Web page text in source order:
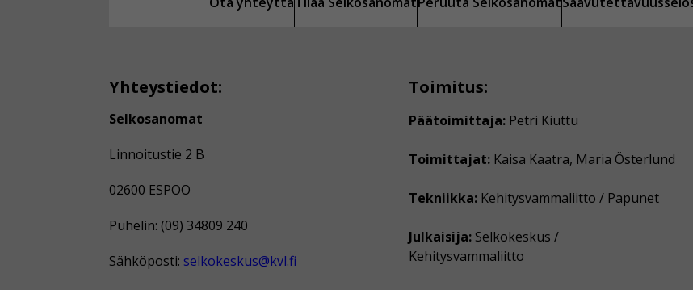
Yhteystiedot:
Selkosanomat
Linnoitustie 2 B
02600 ESPOO
Puhelin: (09) 34809 240
Sähköposti: selkokeskus@kvl.fi
Toimitus:
Päätoimittaja: Petri Kiuttu
Toimittajat: Kaisa Kaatra, Maria Österlund
Tekniikka: Kehitysvammaliitto / Papunet
Julkaisija: Selkokeskus /
Kehitysvammaliitto